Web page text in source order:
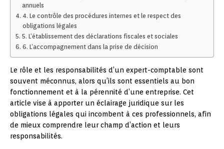
annuels
4. Le contrôle des procédures internes et le respect des
obligations légales
5. L’établissement des déclarations fiscales et sociales
6. L’accompagnement dans la prise de décision
Le rôle et les responsabilités d’un expert-comptable sont
souvent méconnus, alors qu’ils sont essentiels au bon
fonctionnement et à la pérennité d’une entreprise. Cet
article vise à apporter un éclairage juridique sur les
obligations légales qui incombent à ces professionnels, afin
de mieux comprendre leur champ d’action et leurs
responsabilités.